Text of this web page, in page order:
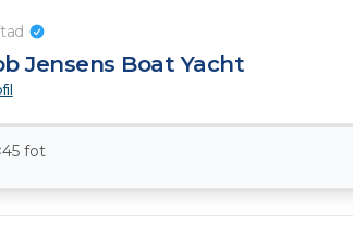
Jensens Boat Yacht
fot